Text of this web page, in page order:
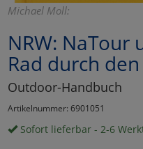
Michael Moll:
NRW: NaTour
Rad durch
Outdoor-Handbuch
Artikelnummer: 6901051
Sofort lieferbar - 2-6
Umfragetools